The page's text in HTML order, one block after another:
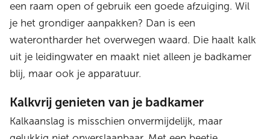
een raam open of gebruik een goede afzuiging. Wil
je het grondiger aanpakken? Dan is een
waterontharder het overwegen waard. Die haalt kalk
uit je leidingwater en maakt niet alleen je badkamer
blij, maar ook je apparatuur.
Kalkvrij genieten van je badkamer
Kalkaanslag is misschien onvermijdelijk, maar